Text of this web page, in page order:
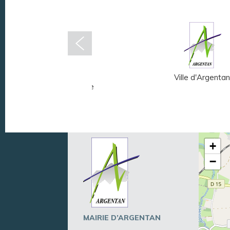
Léger - André Mare
Ville d'Argentan
MAIRIE D’ARGENTAN
+
−